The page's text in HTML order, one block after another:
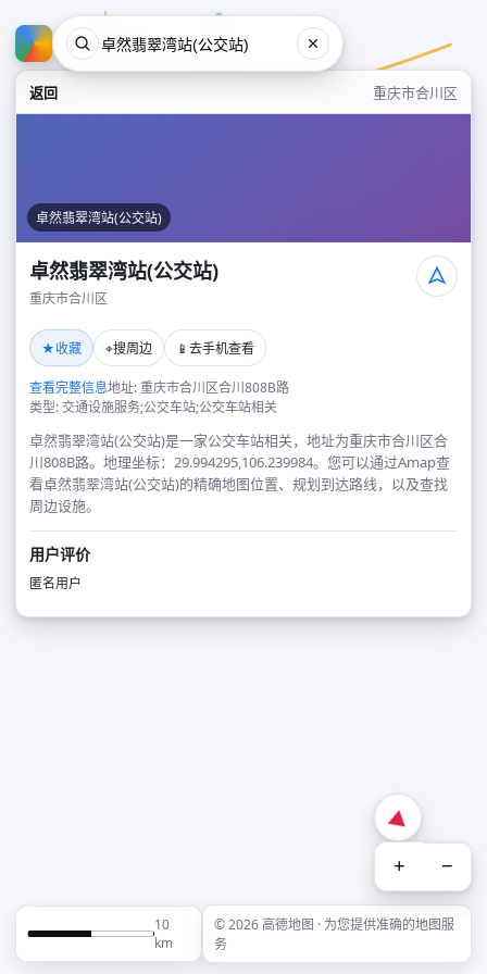
返回 重庆市合川区
卓然翡翠湾站(公交站)
卓然翡翠湾站(公交站)
重庆市合川区
★收藏 ⌖搜周边 📱 去手机查看
查看完整信息地址: 重庆市合川区合川808B路
类型: 交通设施服务;公交车站;公交车站相关
卓然翡翠湾站(公交站)是一家公交车站相关，地址为重庆市合川区合
川808B路。地理坐标：29.994295,106.239984。您可以通过Amap查
看卓然翡翠湾站(公交站)的精确地图位置、规划到达路线，以及查找
周边设施。
用户评价
匿名用户
+ −
10
km
© 2026 高德地图 · 为您提供准确的地图服
务